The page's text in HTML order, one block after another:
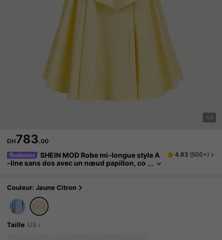
1/4
DH783.00
SHEIN MOD Robe mi-longue style A
-line sans dos avec un nœud papillon, co
4.83 (500+)
Couleur: Jaune Citron
Taille US